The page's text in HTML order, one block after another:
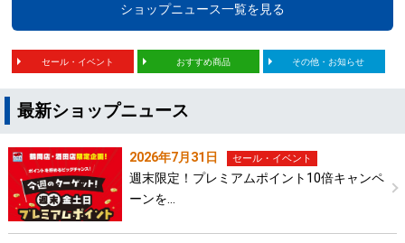
ショップニュース一覧を見る
セール・イベント おすすめ商品 その他・お知らせ
最新ショップニュース
2026年7月31日 セール・イベント
週末限定！プレミアムポイント10倍キャンペ
ーンを…